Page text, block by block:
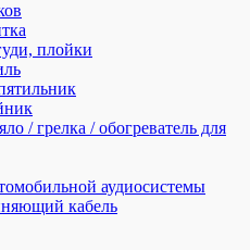
плойки
/ грелка / обогреватель для
аудиосистемы
кабель